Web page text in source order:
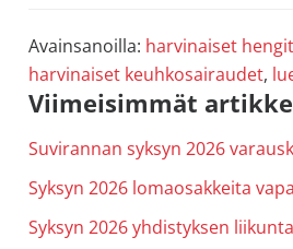
Avainsanoilla: harvinaiset
harvinaiset keuhkosairaudet,
Ensisijainen
sivupalkki
Viimeisimmät
Suvirannan syksyn 2026
Syksyn 2026 lomaosakkeita
Syksyn 2026 yhdistyksen